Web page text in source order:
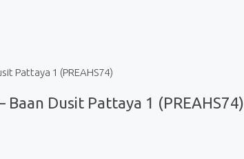
Pattaya 1 (PREAHS74)
Dusit Pattaya 1 (PREAHS74)